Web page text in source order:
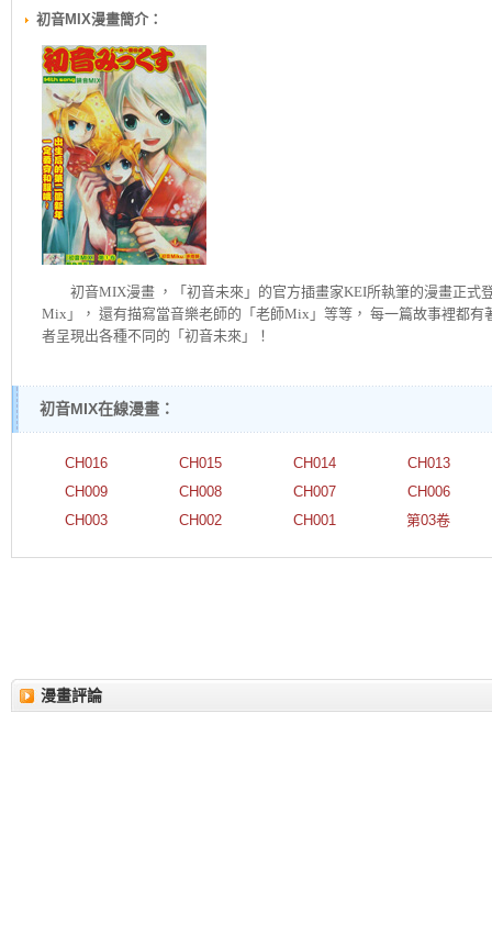
初音MIX漫畫簡介：
初音MIX漫畫 ，「初音未來」的官方插畫家KEI所執筆的漫畫正式
Mix」， 還有描寫當音樂老師的「老師Mix」等等， 每一篇故事裡都有
者呈現出各種不同的「初音未來」！
初音MIX在線漫畫：
CH016 CH015 CH014
CH013
CH009
CH008 CH007
CH006
CH003
CH002 CH001 第03卷
漫畫評論